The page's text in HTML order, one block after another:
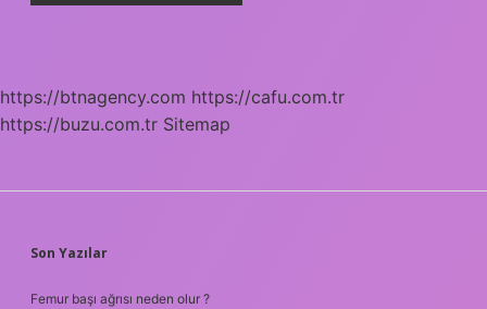
https://btnagency.com https://cafu.com.tr
https://buzu.com.tr Sitemap
SIDEBAR
Son Yazılar
Femur başı ağrısı neden olur ?